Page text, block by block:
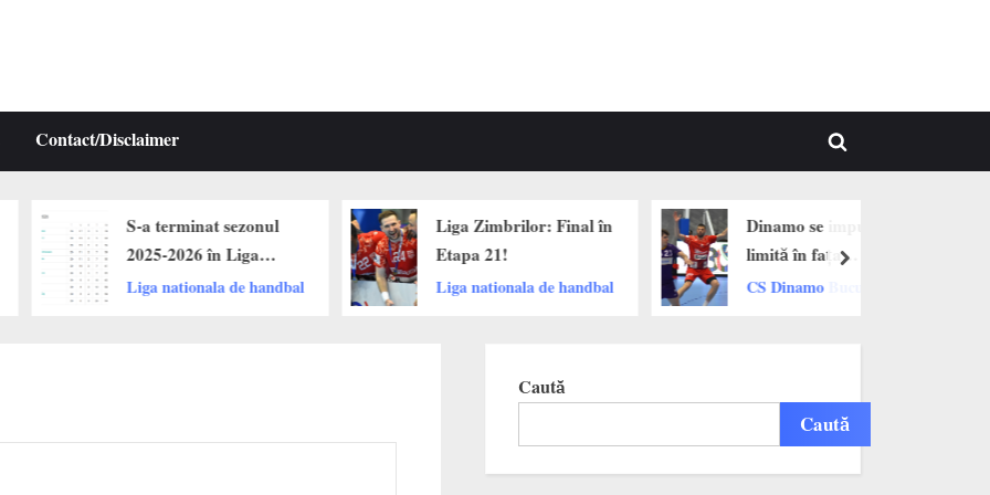
Contact/Disclaimer
Toggle
S-a terminat sezonul
2025-2026 în Liga
Zimbrilor. Dinamo,
Liga nationala de handbal
Liga Zimbrilor: Final în
Etapa 21!
Liga nationala de handbal
Dinamo se impune la
limită în fața
Politehnicii Timișoara
în deschiderea etapei
CS Dinamo Bucuresti
next
Caută
Caută